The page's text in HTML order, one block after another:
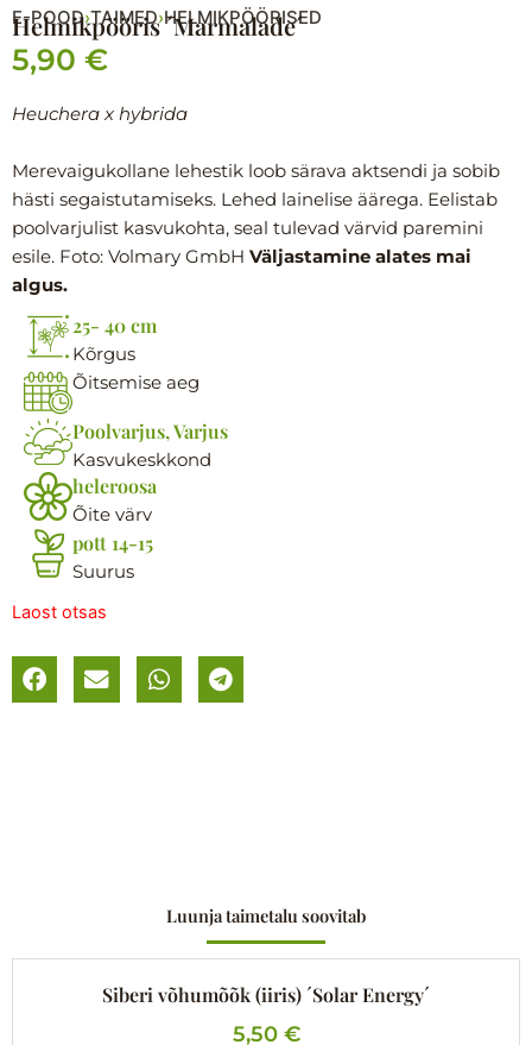
E-POOD›TAIMED›HELMIKPÖÖRISED
Helmikpööris ´Marmalade´
5,90 €
Heuchera x hybrida
Merevaigukollane lehestik loob särava aktsendi ja sobib
hästi segaistutamiseks. Lehed lainelise äärega. Eelistab
poolvarjulist kasvukohta, seal tulevad värvid paremini
esile. Foto: Volmary GmbH Väljastamine alates mai
algus.
25- 40 cm
Kõrgus
Õitsemise aeg
Poolvarjus, Varjus
Kasvukeskkond
heleroosa
Õite värv
pott 14-15
Suurus
Laost otsas
Luunja taimetalu soovitab
Siberi võhumõõk (iiris) ´Solar Energy´
5,50 €